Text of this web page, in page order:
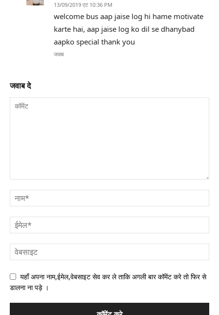
13/09/2019 एट 10:36 PM
welcome bus aap jaise log hi hame motivate
karte hai, aap jaise log ko dil se dhanybad
aapko special thank you
जवाब
जवाब दे
यहाँ अपना नाम,ईमेल,वेबसाइट सेव कर ले ताकि अगली बार कॉमेंट करे तो फिर से
डालना ना पड़े ।